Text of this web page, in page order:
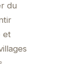
du
et